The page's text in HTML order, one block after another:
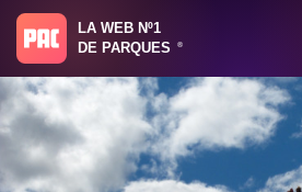
LA WEB Nº1
DE PARQUES
®